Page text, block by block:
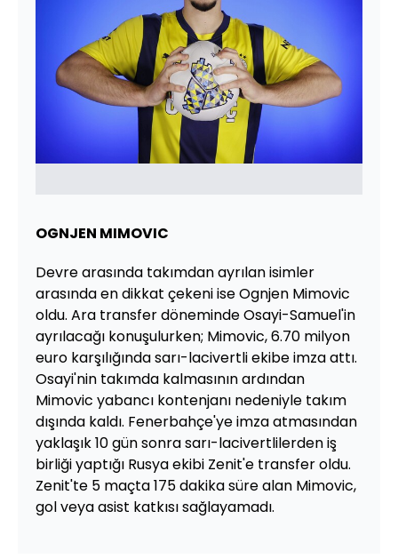
OGNJEN MIMOVIC
Devre arasında takımdan ayrılan isimler
arasında en dikkat çekeni ise Ognjen Mimovic
oldu. Ara transfer döneminde Osayi-Samuel'in
ayrılacağı konuşulurken; Mimovic, 6.70 milyon
euro karşılığında sarı-lacivertli ekibe imza attı.
Osayi'nin takımda kalmasının ardından
Mimovic yabancı kontenjanı nedeniyle takım
dışında kaldı. Fenerbahçe'ye imza atmasından
yaklaşık 10 gün sonra sarı-lacivertlilerden iş
birliği yaptığı Rusya ekibi Zenit'e transfer oldu.
Zenit'te 5 maçta 175 dakika süre alan Mimovic,
gol veya asist katkısı sağlayamadı.